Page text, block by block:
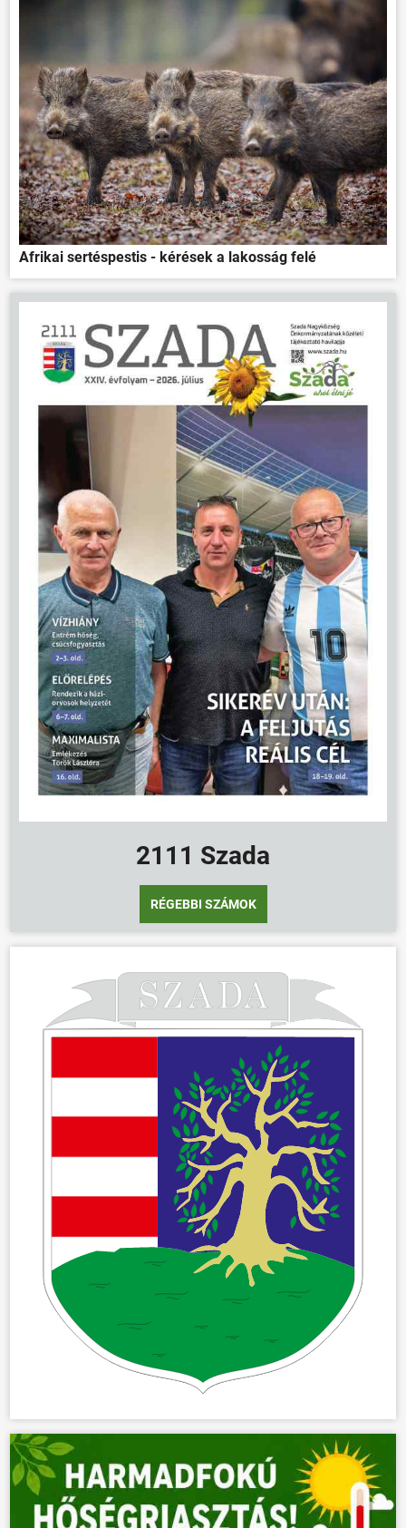
ÖNKORMÁNYZAT
KÖZÖSSÉG
HÍREK
Afrikai sertéspestis - kérések a lakosság felé
2111 Szada
RÉGEBBI SZÁMOK